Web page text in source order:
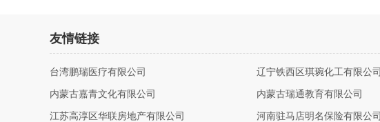
友情链接
台湾鹏瑞医疗有限公司 辽宁铁西区琪琬化工有限公司
内蒙古嘉青文化有限公司 内蒙古瑞通教育有限公司
江苏高淳区华联房地产有限公司 河南驻马店明名保险有限公司